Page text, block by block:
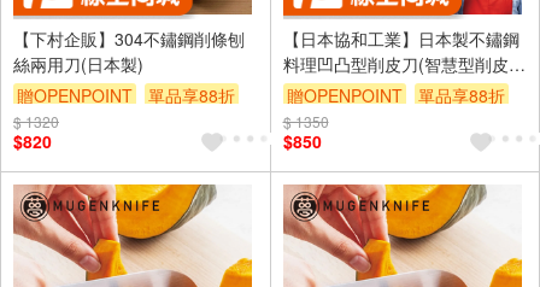
【下村企販】304不鏽鋼削條刨
絲兩用刀(日本製)
贈OPENPOINT
單品享88折
$ 1320
$820
【日本協和工業】日本製不鏽鋼
料理凹凸型削皮刀(智慧型削皮
器/MUTEKIBASAMI系列)
贈OPENPOINT 單品享88折
$ 1350
$850